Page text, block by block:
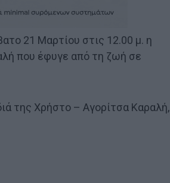
21 Μαρτίου στις 12.00 μ. η
που έφυγε από τη ζωή σε
της Χρήστο – Αγορίτσα Καραλή,